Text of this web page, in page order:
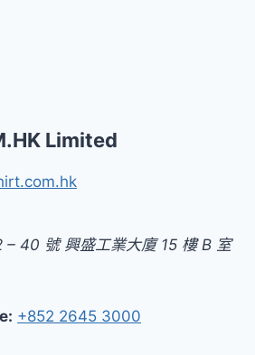
Limited
– 40 號 興盛工業大廈 15 樓 B 室
+852 2645 3000